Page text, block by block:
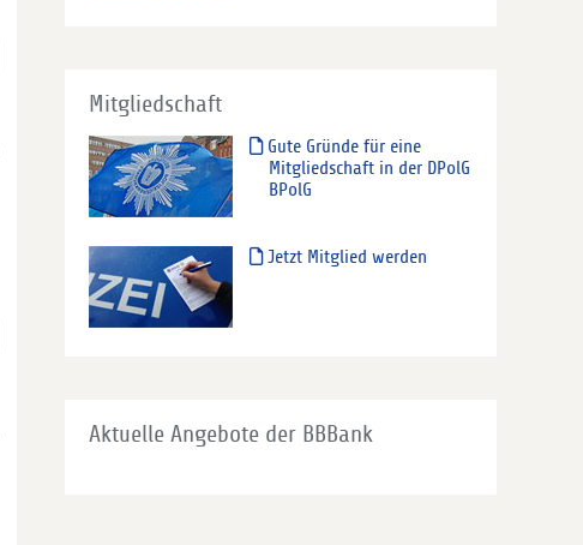
Mitgliedschaft
Gute Gründe für eine
Mitgliedschaft in der DPolG
BPolG
Jetzt Mitglied werden
Aktuelle Angebote der BBBank